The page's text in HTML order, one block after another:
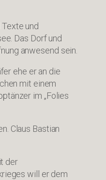
und
Das Dorf und
anwesend sein.
ehe er an die
mit einem
im „Folies
Claus Bastian
der
will er dem